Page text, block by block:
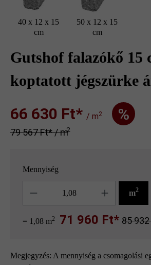
40 x 12 x 15
cm
50 x 12 x 15
cm
Gutshof falazókő 15
koptatott jégszürke
66 630 Ft‎‎‎* / m2 %
79 567 Ft‎‎‎* / m2
Mennyiség
m2
= 1,08 m2 71 960 Ft* 85
Megjegyzés: A mennyiség a csomagolási